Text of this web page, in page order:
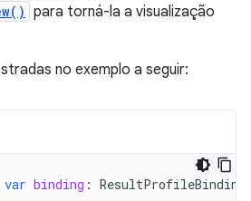
para torná-la a visualização
no exemplo a seguir:
var binding : ResultProfileBinding